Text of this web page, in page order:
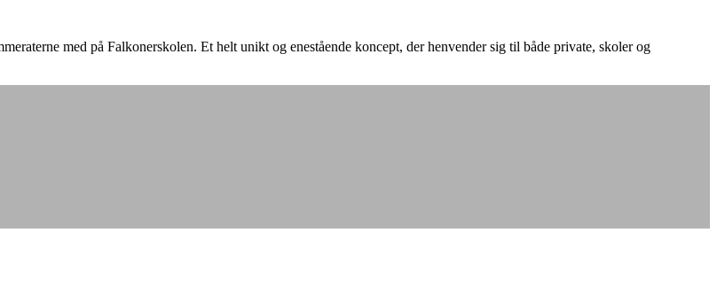
med på Falkonerskolen. Et helt unikt og enestående koncept, der henvender sig til både private, skoler og